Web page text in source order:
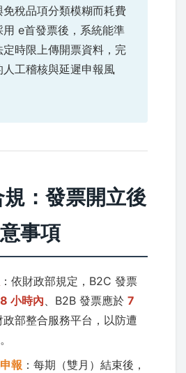
稅品項分類模糊而耗費
用 e首發票後，系統能準
時限上傳開票資料，完
人工稽核與延遲申報風
：發票開立後
事項
：依財政部規定，B2C 發票
小時內、B2B 發票應於 7
政部整合服務平台，以防遭
報 ：每期（雙月）結束後，